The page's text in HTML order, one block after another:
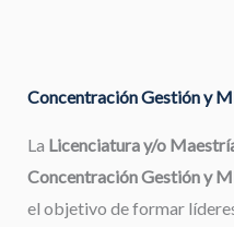
Concentración Gestión y
La Licenciatura y/o
Concentración Gestión y
el objetivo de formar